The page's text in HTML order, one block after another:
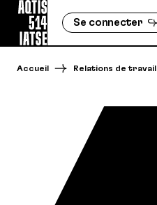
Se connecter
Accueil Relations de travail